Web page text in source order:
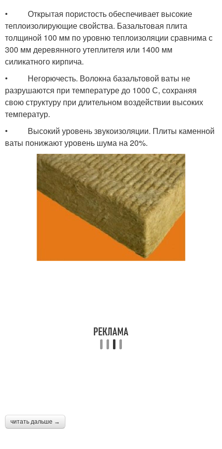
• Открытая пористость обеспечивает высокие
теплоизолирующие свойства. Базальтовая плита
толщиной 100 мм по уровню теплоизоляции сравнима с
300 мм деревянного утеплителя или 1400 мм
силикатного кирпича.
• Негорючесть. Волокна базальтовой ваты не
разрушаются при температуре до 1000 С, сохраняя
свою структуру при длительном воздействии высоких
температур.
• Высокий уровень звукоизоляции. Плиты каменной
ваты понижают уровень шума на 20%.
читать дальше →